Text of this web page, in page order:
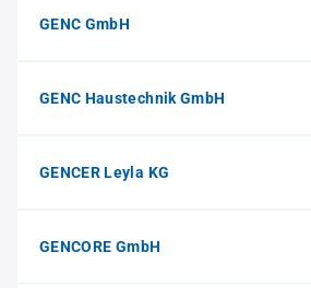
GENC GmbH
GENC Haustechnik GmbH
GENCER Leyla KG
GENCORE GmbH